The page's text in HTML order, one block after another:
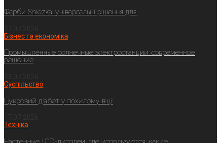
Фарби Sniezka: універсальні рішення для
Бізнес та економіка
Промышленные солнечные электростанции: современное
решение
Суспільство
Цукровий діабет у похилому віці:
Техніка